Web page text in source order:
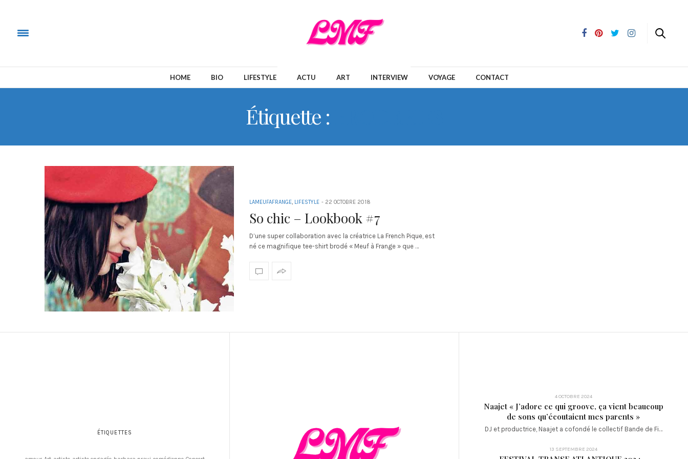
HOME BIO LIFESTYLE ACTU ART INTERVIEW VOYAGE CONTACT
Étiquette :
LAMEUFAFRANGE, LIFESTYLE - 22 OCTOBRE 2018
So chic – Lookbook #7
D’une super collaboration avec la créatrice La French Pique, est
né ce magnifique tee-shirt brodé « Meuf à Frange » que …
ÉTIQUETTES
4 OCTOBRE 2024
Naajet « J’adore ce qui groove, ça vient beaucoup
de sons qu’écoutaient mes parents »
DJ et productrice, Naajet a cofondé le collectif Bande de Fi…
13 SEPTEMBRE 2024